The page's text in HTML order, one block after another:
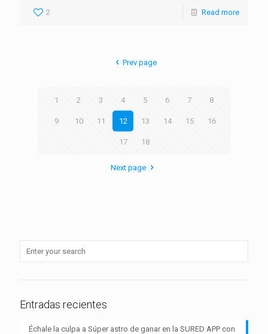
2 Read more
Prev page
1 2 3 4 5 6 7 8
9 10 11 12 13 14 15 16
17 18
Next page
Entradas recientes
Échale la culpa a Súper astro de ganar en la SURED APP con